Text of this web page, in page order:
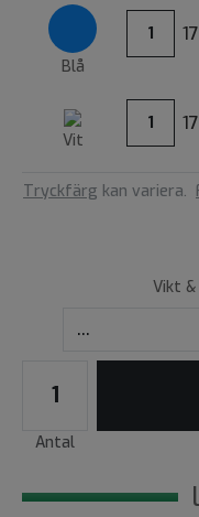
Blå
1
Vit
1
Tryckfärg kan variera.
Vikt
Antal